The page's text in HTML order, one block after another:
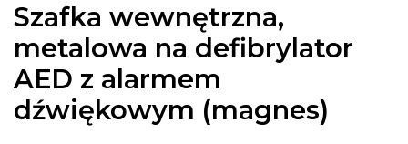
Szafka wewnętrzna,
metalowa na defibrylator
AED z alarmem
dźwiękowym (magnes)